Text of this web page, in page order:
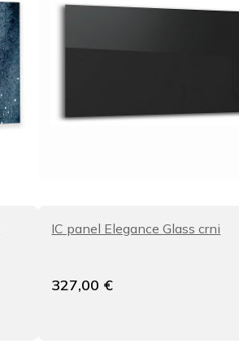
IC panel Elegance Glass crni
327,00 €